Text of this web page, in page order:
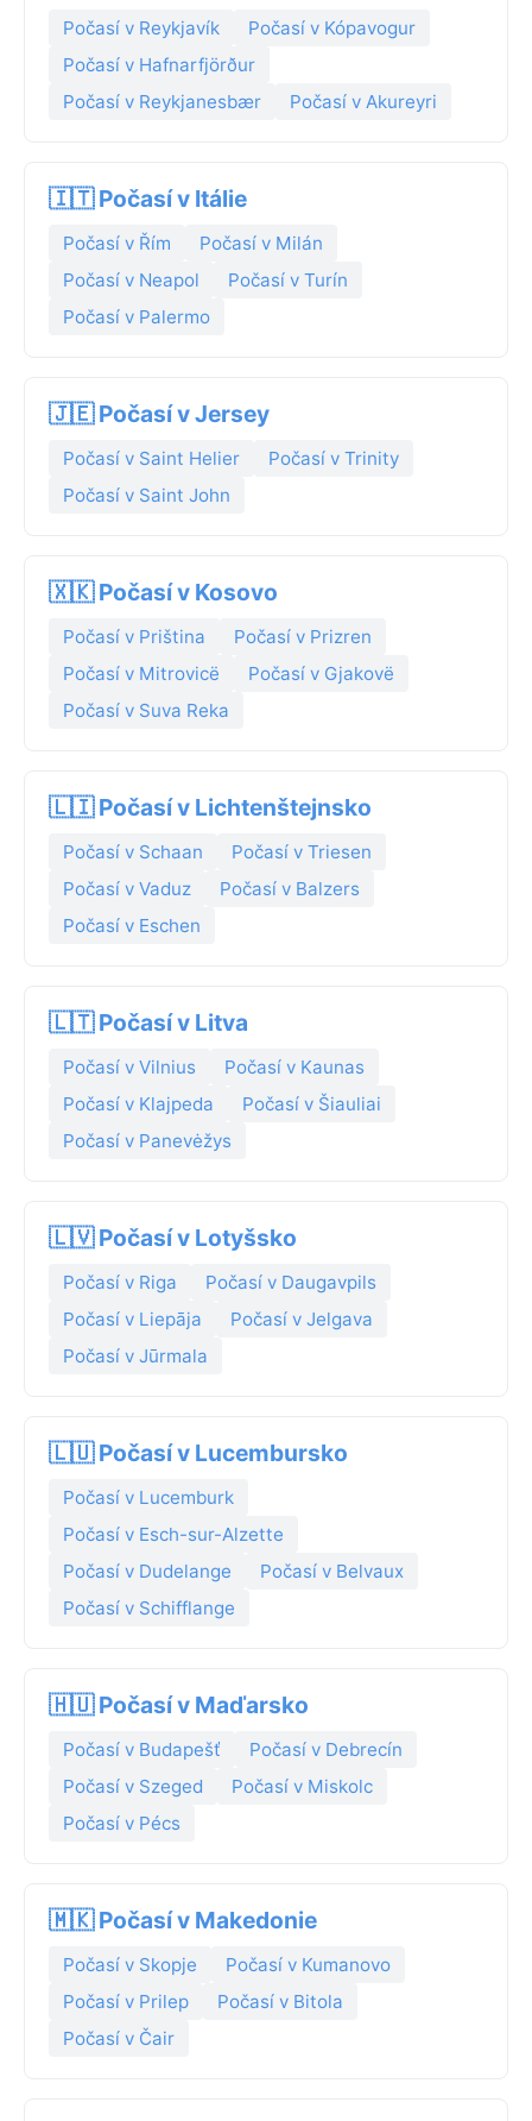
Počasí v Reykjavík
Počasí v Kópavogur
Počasí v Hafnarfjörður
Počasí v Reykjanesbær
Počasí v Akureyri
🇮🇹 Počasí v Itálie
Počasí v Řím
Počasí v Milán
Počasí v Neapol
Počasí v Turín
Počasí v Palermo
🇯🇪 Počasí v Jersey
Počasí v Saint Helier
Počasí v Trinity
Počasí v Saint John
🇽🇰 Počasí v Kosovo
Počasí v Priština
Počasí v Prizren
Počasí v Mitrovicë
Počasí v Gjakovë
Počasí v Suva Reka
🇱🇮 Počasí v Lichtenštejnsko
Počasí v Schaan
Počasí v Triesen
Počasí v Vaduz
Počasí v Balzers
Počasí v Eschen
🇱🇹 Počasí v Litva
Počasí v Vilnius
Počasí v Kaunas
Počasí v Klajpeda
Počasí v Šiauliai
Počasí v Panevėžys
🇱🇻 Počasí v Lotyšsko
Počasí v Riga
Počasí v Daugavpils
Počasí v Liepāja
Počasí v Jelgava
Počasí v Jūrmala
🇱🇺 Počasí v Lucembursko
Počasí v Lucemburk
Počasí v Esch-sur-Alzette
Počasí v Dudelange
Počasí v Belvaux
Počasí v Schifflange
🇭🇺 Počasí v Maďarsko
Počasí v Budapešť
Počasí v Debrecín
Počasí v Szeged
Počasí v Miskolc
Počasí v Pécs
🇲🇰 Počasí v Makedonie
Počasí v Skopje
Počasí v Kumanovo
Počasí v Prilep
Počasí v Bitola
Počasí v Čair